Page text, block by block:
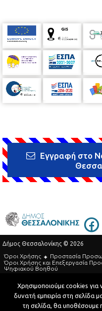
Εγγραφή στο
Δήμος Θεσσαλονίκης © 2026
Όροι Χρήσης
Προστασία
Όροι Xρήσης και Eπεξεργασία
Ψηφιακού Βοηθού
Τηλεφωνικός Κατάλογος
Developed by
Χρησιμοποιούμε cookies
δυνατή εμπειρία στη σελίδα
τη σελίδα, θα υποθέσουμε